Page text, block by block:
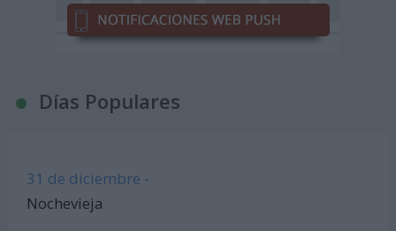
Días Populares
31 de diciembre -
Nochevieja